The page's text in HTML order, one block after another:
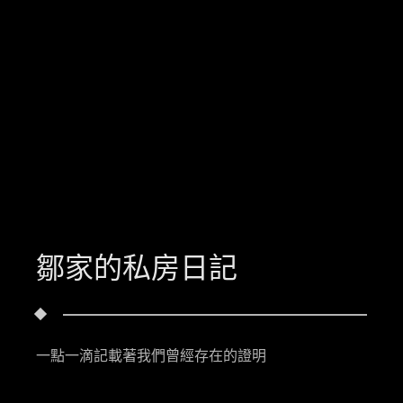
鄒家的私房日記
一點一滴記載著我們曾經存在的證明